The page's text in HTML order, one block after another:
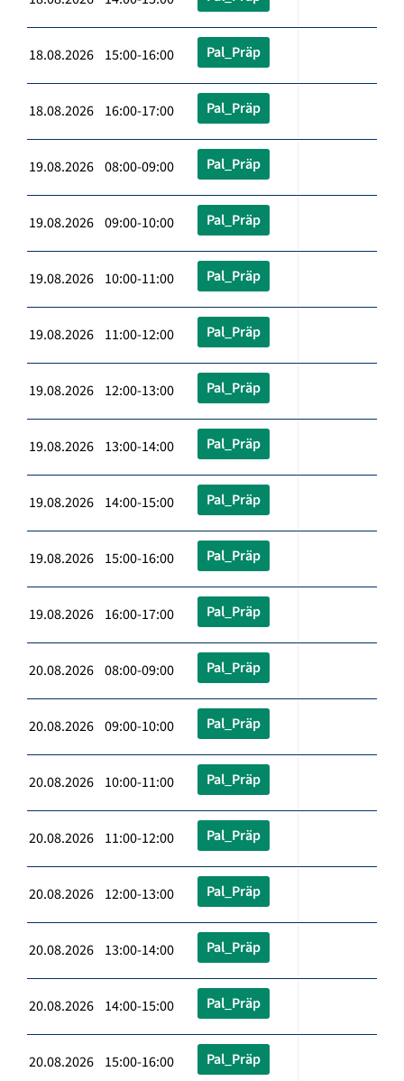
18.08.2026 15:00-16:00 Pal_Präp
18.08.2026 16:00-17:00 Pal_Präp
19.08.2026 08:00-09:00 Pal_Präp
19.08.2026 09:00-10:00 Pal_Präp
19.08.2026 10:00-11:00 Pal_Präp
19.08.2026 11:00-12:00 Pal_Präp
19.08.2026 12:00-13:00 Pal_Präp
19.08.2026 13:00-14:00 Pal_Präp
19.08.2026 14:00-15:00 Pal_Präp
19.08.2026 15:00-16:00 Pal_Präp
19.08.2026 16:00-17:00 Pal_Präp
20.08.2026 08:00-09:00 Pal_Präp
20.08.2026 09:00-10:00 Pal_Präp
20.08.2026 10:00-11:00 Pal_Präp
20.08.2026 11:00-12:00 Pal_Präp
20.08.2026 12:00-13:00 Pal_Präp
20.08.2026 13:00-14:00 Pal_Präp
20.08.2026 14:00-15:00 Pal_Präp
20.08.2026 15:00-16:00 Pal_Präp